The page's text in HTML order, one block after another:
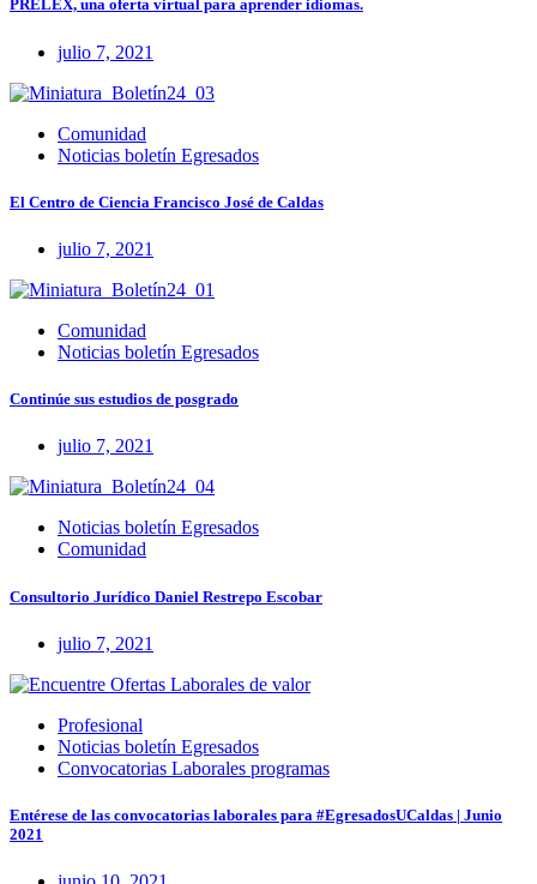
PRELEX, una oferta virtual para aprender idiomas.
julio 7, 2021
Comunidad
Noticias boletín Egresados
El Centro de Ciencia Francisco José de Caldas
julio 7, 2021
Comunidad
Noticias boletín Egresados
Continúe sus estudios de posgrado
julio 7, 2021
Noticias boletín Egresados
Comunidad
Consultorio Jurídico Daniel Restrepo Escobar
julio 7, 2021
Profesional
Noticias boletín Egresados
Convocatorias Laborales programas
Entérese de las convocatorias laborales para #EgresadosUCaldas | Junio
2021